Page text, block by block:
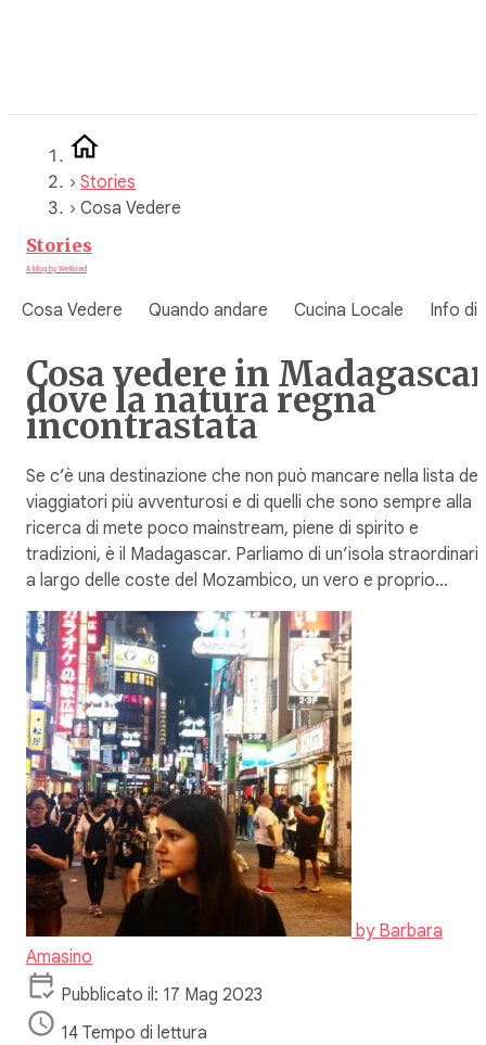
› Stories
› Cosa Vedere
Stories
A blog by WeRoad
Cosa Vedere Quando andare Cucina Locale Info di
Cosa vedere in
dove la natura regna
incontrastata
Se c’è una destinazione che non può mancare nella lista dei
viaggiatori più avventurosi e di quelli che sono sempre alla
ricerca di mete poco mainstream, piene di spirito e
tradizioni, è il Madagascar. Parliamo di un’isola
a largo delle coste del Mozambico, un vero e proprio…
by Barbara
Amasino
Pubblicato il: 17 Mag 2023
14 Tempo di lettura